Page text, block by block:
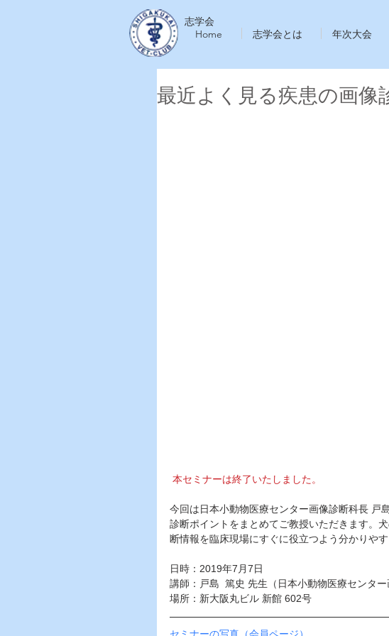
志学会
Home 志学会とは 年次大会
最近よく見る疾患の画像
本セミナーは終了いたしました。
今回は日本小動物医療センター画像診断科長 戸
診断ポイントをまとめてご教授いただきます。
断情報を臨床現場にすぐに役立つよう分かりやす
日時：2019年7月7日
講師：戸島  篤史 先生（日本小動物医療センター
場所：新大阪丸ビル 新館 602号